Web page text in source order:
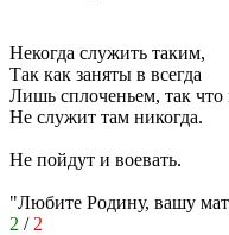
Некогда служить таким,
Так как заняты в всегда
Лишь сплоченьем, так
Не служит там никогда.
Не пойдут и воевать.
"Любите Родину, вашу
2 / 2